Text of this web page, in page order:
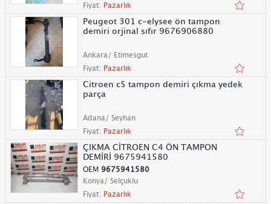
Fiyat: Pazarlık
Peugeot 301 c-elysee ön tampon
demiri orjinal sıfır 9676906880
Ankara/ Etimesgut
Fiyat: Pazarlık
Citroen c5 tampon demiri çıkma yedek
parça
Adana/ Seyhan
Fiyat: Pazarlık
ÇIKMA CİTROEN C4 ÖN TAMPON
DEMİRİ 9675941580
OEM 9675941580
Konya/ Selçuklu
Fiyat: Pazarlık